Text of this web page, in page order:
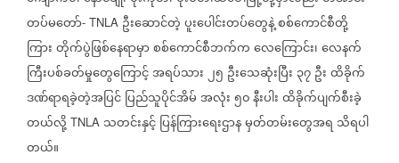
တပ်မတော်- TNLA ဦးဆောင်တဲ့ပူးပေါင်းတပ်တွေနဲ့စစ်ကောင်စီတို့
ကြားတိုက်ပွဲဖြစ်နေရာမှာစစ်ကောင်စီဘက်ကလေကြောင်း၊လေနက်
ကြီးပစ်ခတ်မှုတွေကြောင့်အရပ်သား၂၅ ဦးသေဆုံးပြီး ၃၇ဦးထိခိုက်
ဒဏ်ရာရခဲ့တဲ့အပြင်ပြည်သူပိုင်အိမ်အလုံး၅၀နီးပါးထိခိုက်ပျက်စီးခဲ့
တယ်လို့ TNLA သတင်းနှင့်ပြန်ကြားရေးဌာနမှတ်တမ်းတွေအရ သိရပါ
တယ်။